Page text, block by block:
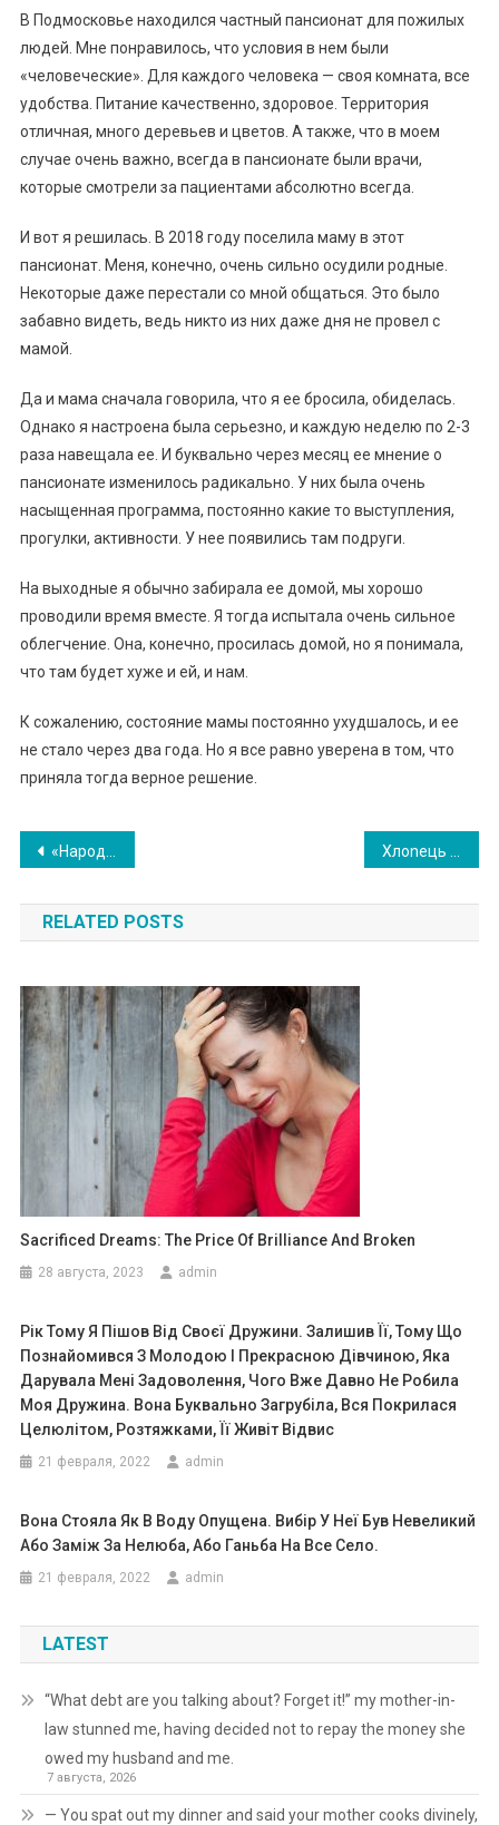
В Подмосковье находился частный пансионат для пожилых
людей. Мне понравилось, что условия в нем были
«человеческие». Для каждого человека — своя комната, все
удобства. Питание качественно, здоровое. Территория
отличная, много деревьев и цветов. А также, что в моем
случае очень важно, всегда в пансионате были врачи,
которые смотрели за пациентами абсолютно всегда.
И вот я решилась. В 2018 году поселила маму в этот
пансионат. Меня, конечно, очень сильно осудили родные.
Некоторые даже перестали со мной общаться. Это было
забавно видеть, ведь никто из них даже дня не провел с
мамой.
Да и мама сначала говорила, что я ее бросила, обиделась.
Однако я настроена была серьезно, и каждую неделю по 2-3
раза навещала ее. И буквально через месяц ее мнение о
пансионате изменилось радикально. У них была очень
насыщенная программа, постоянно какие то выступления,
прогулки, активности. У нее появились там подруги.
На выходные я обычно забирала ее домой, мы хорошо
проводили время вместе. Я тогда испытала очень сильное
облегчение. Она, конечно, просилась домой, но я понимала,
что там будет хуже и ей, и нам.
К сожалению, состояние мамы постоянно ухудшалось, и ее
не стало через два года. Но я все равно уверена в том, что
приняла тогда верное решение.
Навигация
по
записям
«Народиա, з дитиною додому не nущу!»- сказав Віталік своїй дружині, але не підозрював чим все закінчиться
RELATED POSTS
Sacrificed Dreams: The Price Of Brilliance And Broken
28 августа, 2023 admin
Рік Тому Я Пішов Від Своєї Дружини. Залишив Її, Тому Що
Познайомився З Молодою І Прекрасною Дівчиною, Яка
Дарувала Мені Задоволення, Чого Вже Давно Не Робила
Моя Дружина. Вона Буквально Загрубіла, Вся Покрилася
Целюлітом, Розтяжками, Її Живіт Відвис
21 февраля, 2022 admin
Вона Стояла Як В Воду Опущена. Вибір У Неї Був Невеликий
Або Заміж За Нелюба, Або Ганьба На Все Село.
21 февраля, 2022 admin
LATEST
“What debt are you talking about? Forget it!” my mother-in-
law stunned me, having decided not to repay the money she
owed my husband and me.
7 августа, 2026
— You spat out my dinner and said your mother cooks divinely,